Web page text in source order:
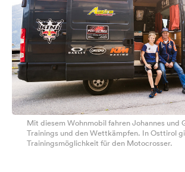
Mit diesem Wohnmobil fahren Johannes und
Trainings und den Wettkämpfen. In Osttirol
Trainingsmöglichkeit für den Motocrosser.